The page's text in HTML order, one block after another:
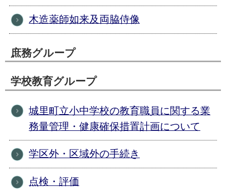
木造薬師如来及両脇侍像
庶務グループ
学校教育グループ
城里町立小中学校の教育職員に関する業
務量管理・健康確保措置計画について
学区外・区域外の手続き
点検・評価